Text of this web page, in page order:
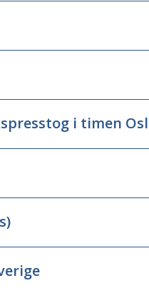
i timen